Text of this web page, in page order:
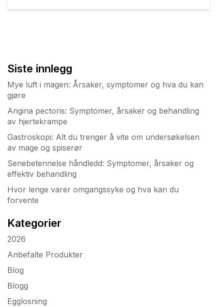
Siste innlegg
Mye luft i magen: Årsaker, symptomer og hva du kan
gjøre
Angina pectoris: Symptomer, årsaker og behandling
av hjertekrampe
Gastroskopi: Alt du trenger å vite om undersøkelsen
av mage og spiserør
Senebetennelse håndledd: Symptomer, årsaker og
effektiv behandling
Hvor lenge varer omgangssyke og hva kan du
forvente
Kategorier
2026
Anbefalte Produkter
Blog
Blogg
Egglosning